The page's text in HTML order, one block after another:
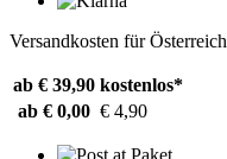
Versandkosten für Österreich
ab € 39,90 kostenlos*
ab € 0,00 € 4,90